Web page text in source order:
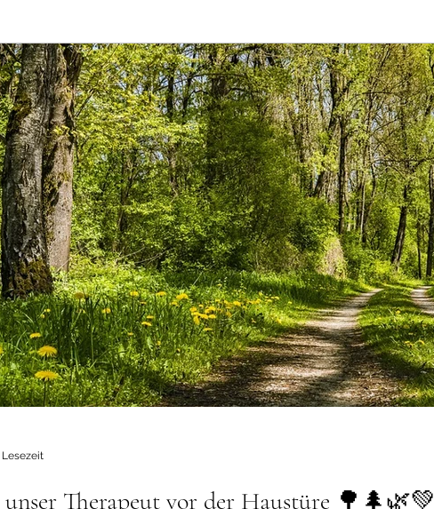
Therapeut vor der Haustüre 🌳🌲🌿💚
Lesezeit